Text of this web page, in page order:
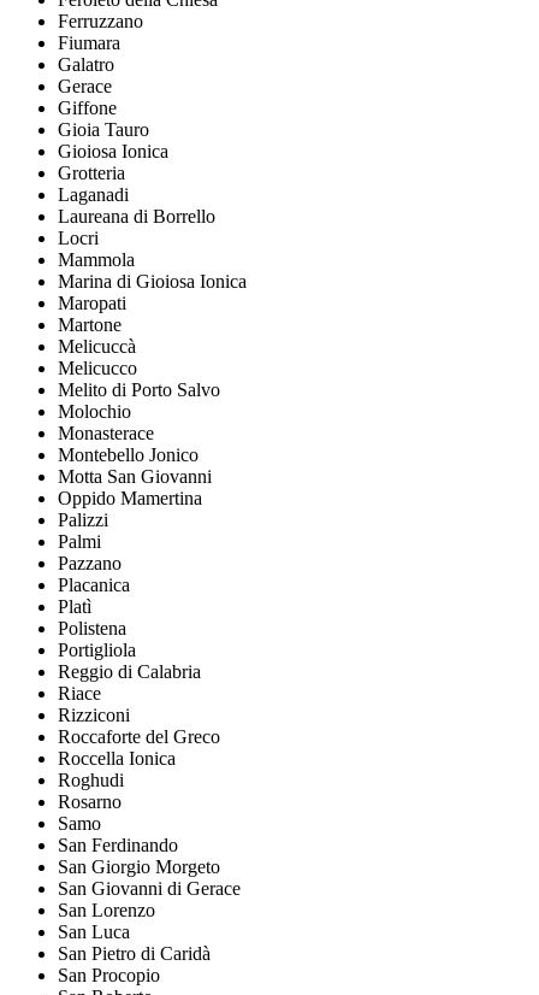
Ferruzzano
Fiumara
Galatro
Gerace
Giffone
Gioia Tauro
Gioiosa Ionica
Grotteria
Laganadi
Laureana di Borrello
Locri
Mammola
Marina di Gioiosa Ionica
Maropati
Martone
Melicuccà
Melicucco
Melito di Porto Salvo
Molochio
Monasterace
Montebello Jonico
Motta San Giovanni
Oppido Mamertina
Palizzi
Palmi
Pazzano
Placanica
Platì
Polistena
Portigliola
Reggio di Calabria
Riace
Rizziconi
Roccaforte del Greco
Roccella Ionica
Roghudi
Rosarno
Samo
San Ferdinando
San Giorgio Morgeto
San Giovanni di Gerace
San Lorenzo
San Luca
San Pietro di Caridà
San Procopio